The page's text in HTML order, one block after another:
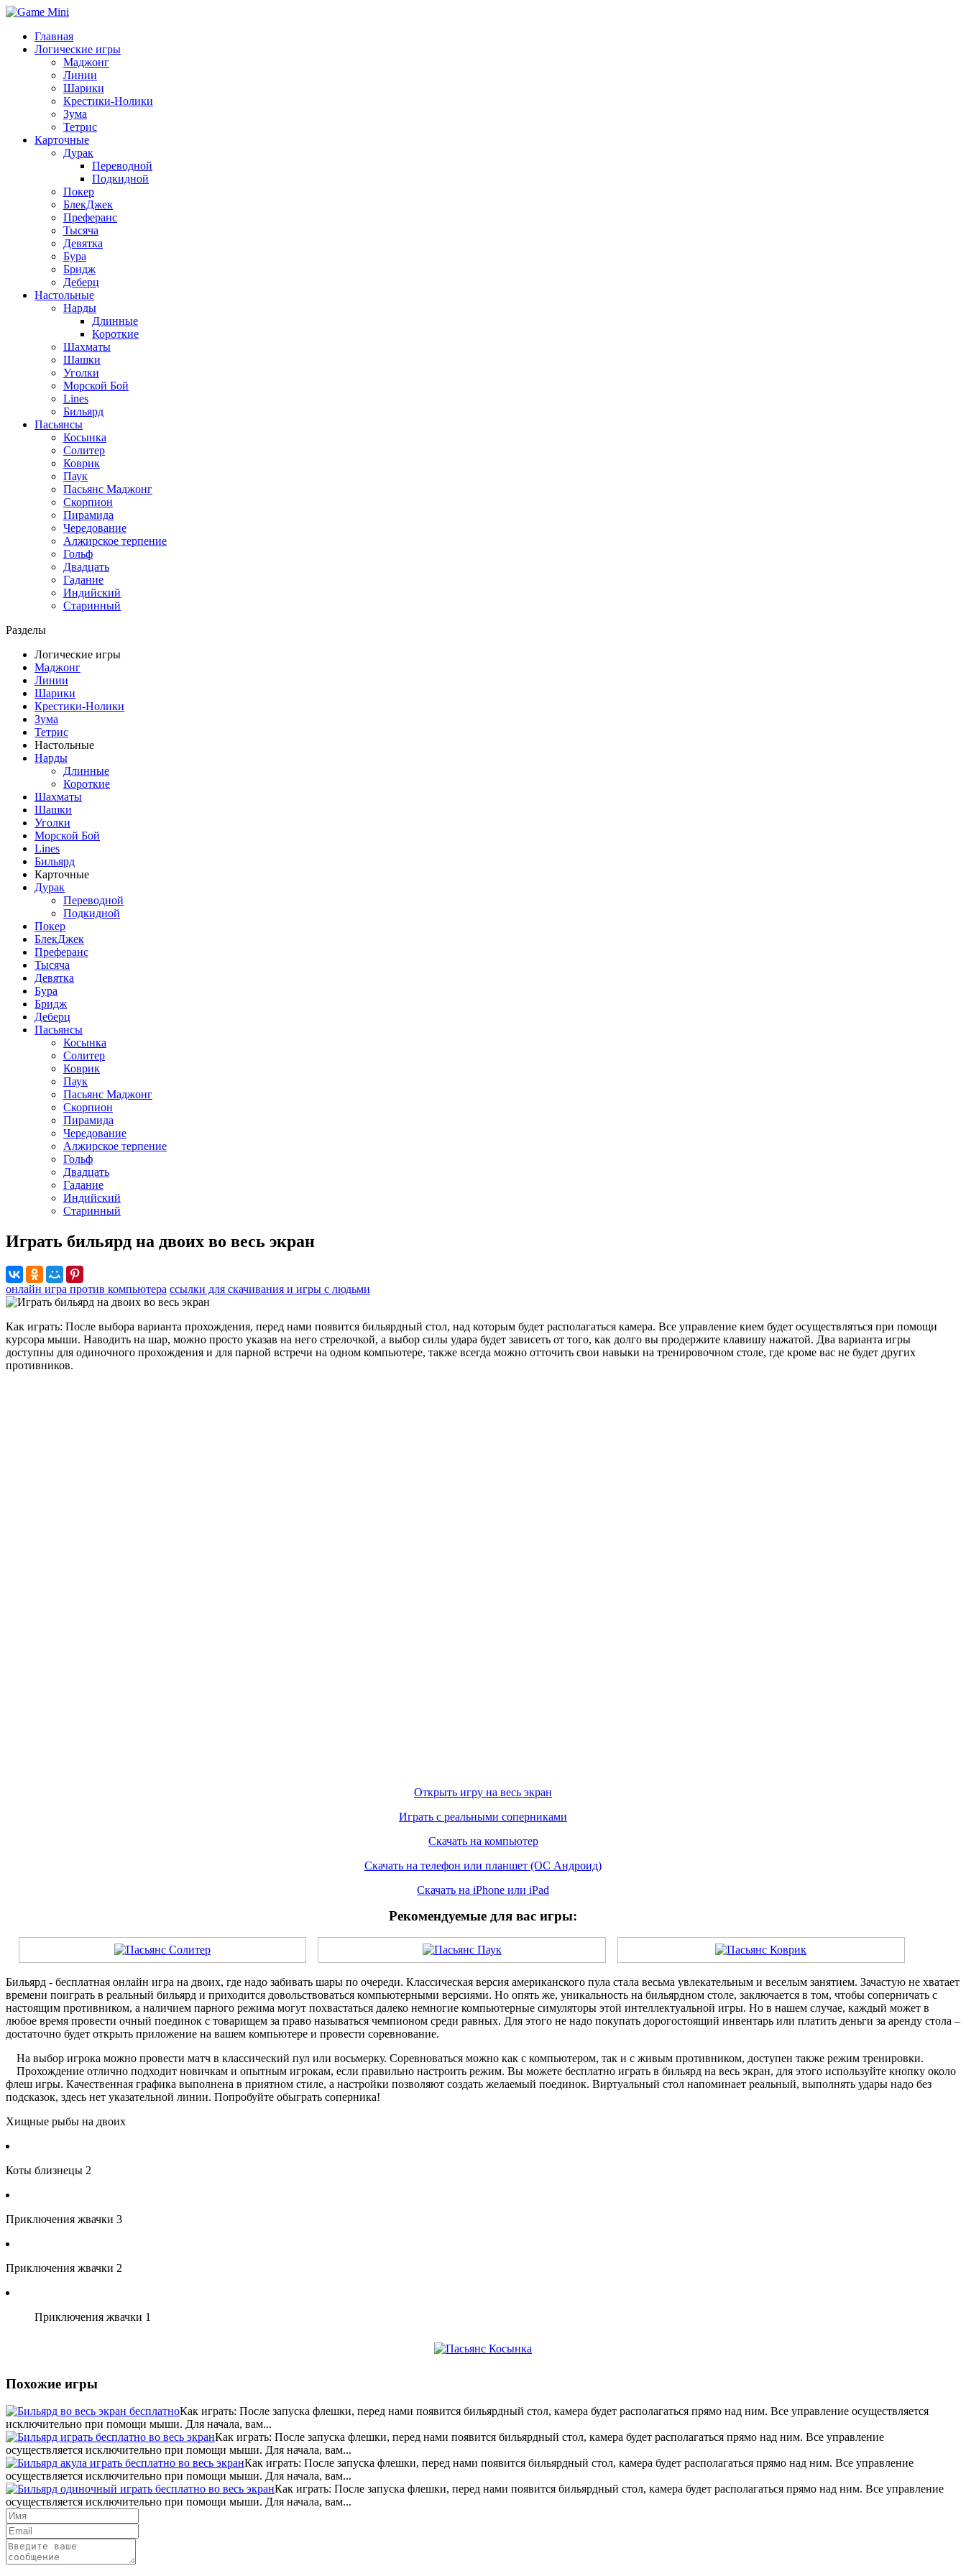
Главная
Логические игры
Маджонг
Линии
Шарики
Крестики-Нолики
Зума
Тетрис
Карточные
Дурак
Переводной
Подкидной
Покер
БлекДжек
Преферанс
Тысяча
Девятка
Бура
Бридж
Деберц
Настольные
Нарды
Длинные
Короткие
Шахматы
Шашки
Уголки
Морской Бой
Lines
Бильярд
Пасьянсы
Косынка
Солитер
Коврик
Паук
Пасьянс Маджонг
Скорпион
Пирамида
Чередование
Алжирское терпение
Гольф
Двадцать
Гадание
Индийский
Старинный
Разделы
Логические игры
Маджонг
Линии
Шарики
Крестики-Нолики
Зума
Тетрис
Настольные
Нарды
Длинные
Короткие
Шахматы
Шашки
Уголки
Морской Бой
Lines
Бильярд
Карточные
Дурак
Переводной
Подкидной
Покер
БлекДжек
Преферанс
Тысяча
Девятка
Бура
Бридж
Деберц
Пасьянсы
Косынка
Солитер
Коврик
Паук
Пасьянс Маджонг
Скорпион
Пирамида
Чередование
Алжирское терпение
Гольф
Двадцать
Гадание
Индийский
Старинный
Играть бильярд на двоих во весь экран
онлайн игра против компьютера ссылки для скачивания и игры с людьми
Как играть: После выбора варианта прохождения, перед нами появится бильярдный стол, над которым будет располагаться камера. Все управление кием будет осуществляться при помощи
курсора мыши. Наводить на шар, можно просто указав на него стрелочкой, а выбор силы удара будет зависеть от того, как долго вы продержите клавишу нажатой. Два варианта игры
доступны для одиночного прохождения и для парной встречи на одном компьютере, также всегда можно отточить свои навыки на тренировочном столе, где кроме вас не будет других
противников.
Открыть игру на весь экран
Играть с реальными соперниками
Скачать на компьютер
Скачать на телефон или планшет (ОС Андроид)
Скачать на iPhone или iPad
Рекомендуемые для вас игры:
Бильярд - бесплатная онлайн игра на двоих, где надо забивать шары по очереди. Классическая версия американского пула стала весьма увлекательным и веселым занятием. Зачастую не хватает
времени поиграть в реальный бильярд и приходится довольствоваться компьютерными версиями. Но опять же, уникальность на бильярдном столе, заключается в том, чтобы соперничать с
настоящим противником, а наличием парного режима могут похвастаться далеко немногие компьютерные симуляторы этой интеллектуальной игры. Но в нашем случае, каждый может в
любое время провести очный поединок с товарищем за право называться чемпионом среди равных. Для этого не надо покупать дорогостоящий инвентарь или платить деньги за аренду стола –
достаточно будет открыть приложение на вашем компьютере и провести соревнование.
На выбор игрока можно провести матч в классический пул или восьмерку. Соревноваться можно как с компьютером, так и с живым противником, доступен также режим тренировки.
Прохождение отлично подходит новичкам и опытным игрокам, если правильно настроить режим. Вы можете бесплатно играть в бильярд на весь экран, для этого используйте кнопку около
флеш игры. Качественная графика выполнена в приятном стиле, а настройки позволяют создать желаемый поединок. Виртуальный стол напоминает реальный, выполнять удары надо без
подсказок, здесь нет указательной линии. Попробуйте обыграть соперника!
Хищные рыбы на двоих
Коты близнецы 2
Приключения жвачки 3
Приключения жвачки 2
Приключения жвачки 1
Похожие игры
Как играть: После запуска флешки, перед нами появится бильярдный стол, камера будет располагаться прямо над ним. Все управление осуществляется
исключительно при помощи мыши. Для начала, вам...
Как играть: После запуска флешки, перед нами появится бильярдный стол, камера будет располагаться прямо над ним. Все управление
осуществляется исключительно при помощи мыши. Для начала, вам...
Как играть: После запуска флешки, перед нами появится бильярдный стол, камера будет располагаться прямо над ним. Все управление
осуществляется исключительно при помощи мыши. Для начала, вам...
Как играть: После запуска флешки, перед нами появится бильярдный стол, камера будет располагаться прямо над ним. Все управление
осуществляется исключительно при помощи мыши. Для начала, вам...